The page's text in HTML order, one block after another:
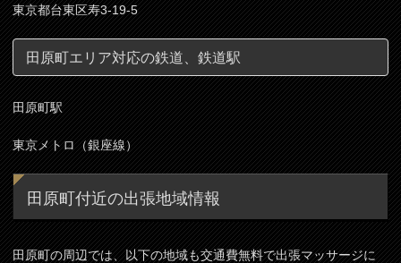
東京都台東区寿3-19-5
田原町エリア対応の鉄道、鉄道駅
田原町駅
東京メトロ（銀座線）
田原町付近の出張地域情報
田原町の周辺では、以下の地域も交通費無料で出張マッサージに